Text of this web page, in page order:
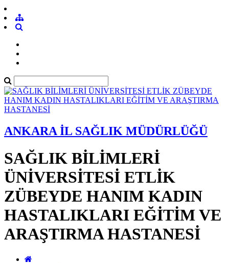
ANKARA İL SAĞLIK MÜDÜRLÜĞÜ
SAĞLIK BİLİMLERİ
ÜNİVERSİTESİ ETLİK
ZÜBEYDE HANIM KADIN
HASTALIKLARI EĞİTİM VE
ARAŞTIRMA HASTANESİ